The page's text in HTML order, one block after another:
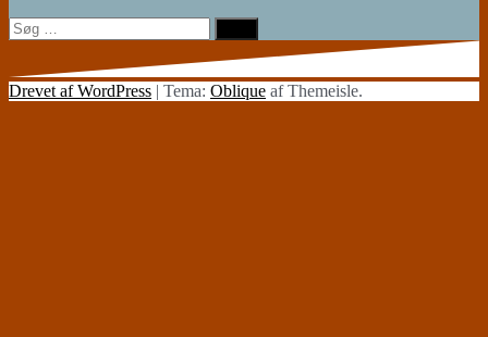
Søg
efter:
Drevet af WordPress | Tema: Oblique af Themeisle.